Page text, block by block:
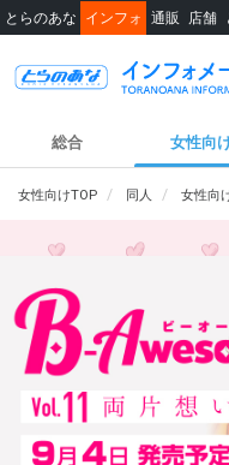
とらのあな インフォ 通販 店舗
総合 女性向
女性向けTOP 同人 女性向